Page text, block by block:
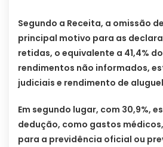
Segundo a Receita, a omissão
principal motivo para as
retidas, o equivalente a 41,4%
rendimentos não informados,
judiciais e rendimento de
Em segundo lugar, com 30,9%,
dedução, como gastos
para a previdência oficial ou